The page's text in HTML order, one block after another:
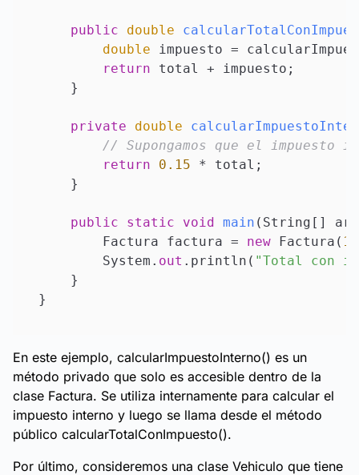
public double
double impuesto =
return total + impuesto;
    }
private double
// Supongamos que el impuesto
return
0.15 * total;
    }
public static void main ( String[]
        Factura factura =
new Factura(
        System.
out .println( "Total con
    }
En este ejemplo, calcularImpuestoInterno() es un
método privado que solo es accesible dentro de la
clase Factura. Se utiliza internamente para calcular el
impuesto interno y luego se llama desde el método
público calcularTotalConImpuesto().
Por último, consideremos una clase Vehiculo que tiene